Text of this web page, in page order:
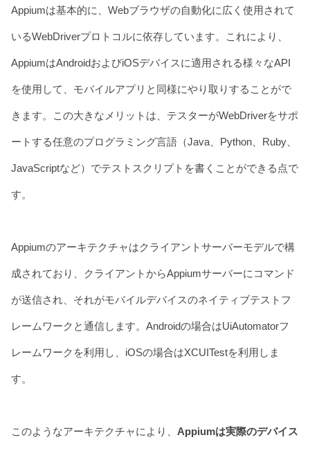
Appiumは基本的に、Webブラウザの自動化に広く使用されて
いるWebDriverプロトコルに依存しています。これにより、
AppiumはAndroidおよびiOSデバイスに適用される様々なAPI
を使用して、モバイルアプリと同様にやり取りすることがで
きます。この大きなメリットは、テスターがWebDriverをサポ
ートする任意のプログラミング言語（Java、Python、Ruby、
JavaScriptなど）でテストスクリプトを書くことができる点で
す。
Appiumのアーキテクチャはクライアントサーバーモデルで構
成されており、クライアントからAppiumサーバーにコマンド
が送信され、それがモバイルデバイスのネイティブテストフ
レームワークと通信します。Androidの場合はUiAutomatorフ
レームワークを利用し、iOSの場合はXCUITestを利用しま
す。
このようなアーキテクチャにより、 Appiumは実際のデバイス